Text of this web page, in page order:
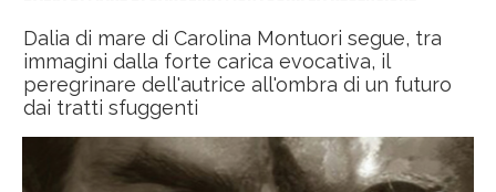
Dalia di mare di Carolina Montuori segue, tra
immagini dalla forte carica evocativa, il
peregrinare dell'autrice all'ombra di un futuro
dai tratti sfuggenti